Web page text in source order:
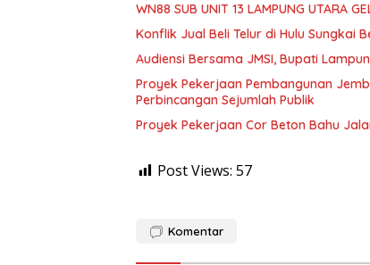
WN88 SUB UNIT 13 LAMPUNG UTARA
Konflik Jual Beli Telur di Hulu Sungkai
Audiensi Bersama JMSI, Bupati
Proyek Pekerjaan Pembangunan
Perbincangan Sejumlah Publik
Proyek Pekerjaan Cor Beton Bahu
Post Views: 57
Komentar